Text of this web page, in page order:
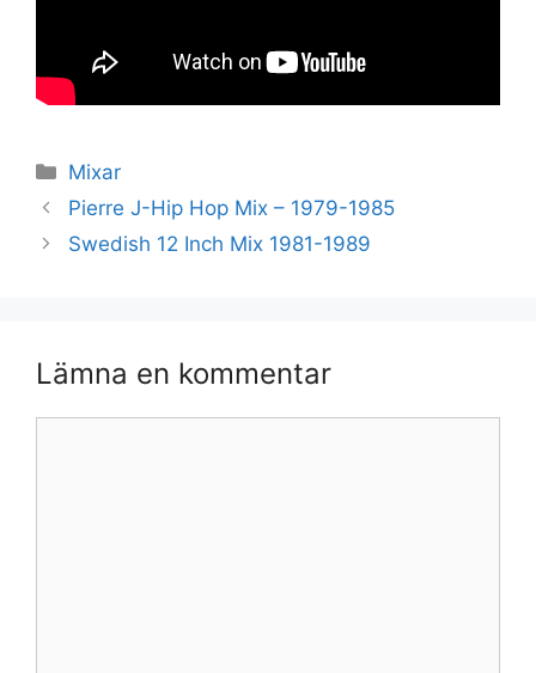
Kategorier
Mixar
Pierre J-Hip Hop Mix – 1979-1985
Swedish 12 Inch Mix 1981-1989
Lämna en kommentar